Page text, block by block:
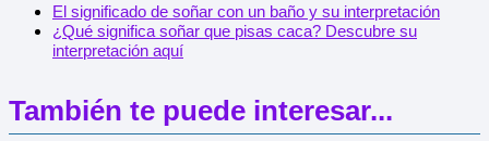
El significado de soñar con un baño y su interpretación
¿Qué significa soñar que pisas caca? Descubre su
interpretación aquí
También te puede interesar...